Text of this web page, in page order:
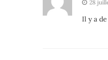
28
Il y a